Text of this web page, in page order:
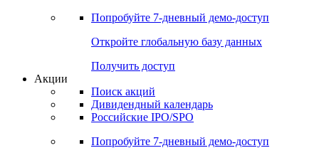
Попробуйте 7-дневный демо-доступ
Откройте глобальную базу данных
Получить доступ
Акции
Поиск акций
Дивидендный календарь
Российские IPO/SPO
Попробуйте 7-дневный демо-доступ